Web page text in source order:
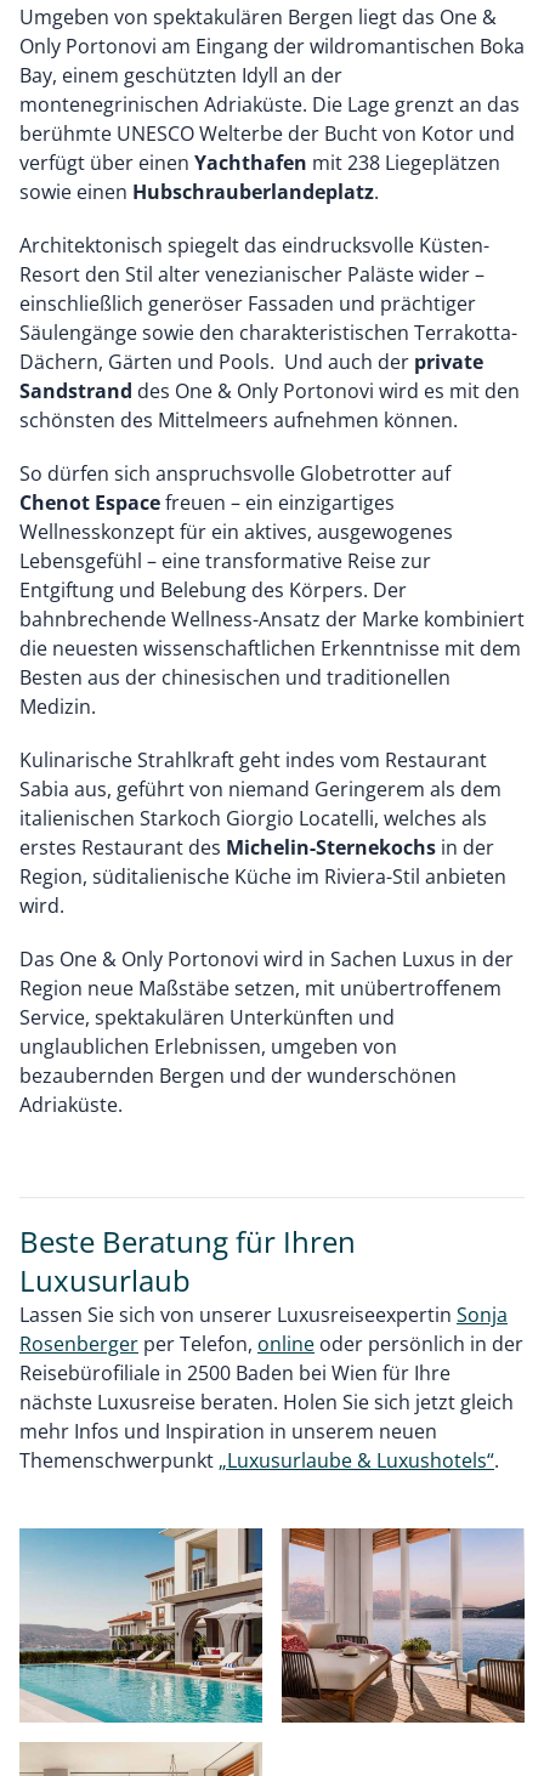
Umgeben von spektakulären Bergen liegt das One &
Only Portonovi am Eingang der wildromantischen Boka
Bay, einem geschützten Idyll an der
montenegrinischen Adriaküste. Die Lage grenzt an das
berühmte UNESCO Welterbe der Bucht von Kotor und
verfügt über einen Yachthafen mit 238 Liegeplätzen
sowie einen Hubschrauberlandeplatz.
Architektonisch spiegelt das eindrucksvolle Küsten-
Resort den Stil alter venezianischer Paläste wider –
einschließlich generöser Fassaden und prächtiger
Säulengänge sowie den charakteristischen Terrakotta-
Dächern, Gärten und Pools. Und auch der private
Sandstrand des One & Only Portonovi wird es mit den
schönsten des Mittelmeers aufnehmen können.
So dürfen sich anspruchsvolle Globetrotter auf
Chenot Espacefreuen – ein einzigartiges
Wellnesskonzept für ein aktives, ausgewogenes
Lebensgefühl – eine transformative Reise zur
Entgiftung und Belebung des Körpers. Der
bahnbrechende Wellness-Ansatz der Marke kombiniert
die neuesten wissenschaftlichen Erkenntnisse mit dem
Besten aus der chinesischen und traditionellen
Medizin.
Kulinarische Strahlkraft geht indes vom Restaurant
Sabia aus, geführt von niemand Geringerem als dem
italienischen Starkoch Giorgio Locatelli, welches als
erstes Restaurant des Michelin-Sternekochs in der
Region, süditalienische Küche im Riviera-Stil anbieten
wird.
Das One & Only Portonovi wird in Sachen Luxus in der
Region neue Maßstäbe setzen, mit unübertroffenem
Service, spektakulären Unterkünften und
unglaublichen Erlebnissen, umgeben von
bezaubernden Bergen und der wunderschönen
Adriaküste.
Beste Beratung für Ihren
Luxusurlaub
Lassen Sie sich von unserer Luxusreiseexpertin Sonja
Rosenberger per Telefon, online oder persönlich in der
Reisebürofiliale in 2500 Baden bei Wien für Ihre
nächste Luxusreise beraten. Holen Sie sich jetzt gleich
mehr Infos und Inspiration in unserem neuen
Themenschwerpunkt „Luxusurlaube & Luxushotels“.